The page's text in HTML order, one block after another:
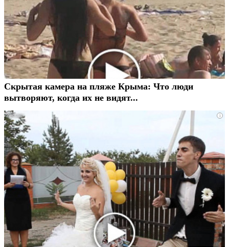
Скрытая камера на пляже Крыма: Что люди
вытворяют, когда их не видят...
i